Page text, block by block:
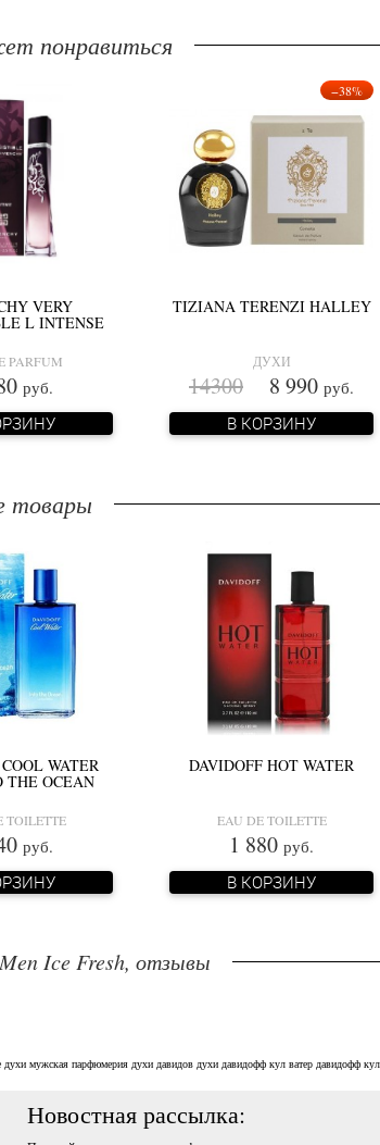
понравиться
VERY
L INTENSE
PARFUM
руб.
−38%
TIZIANA TERENZI HALLEY
ДУХИ
14300 8 990 руб.
В КОРЗИНУ
товары
WATER
THE OCEAN
TOILETTE
руб.
DAVIDOFF HOT WATER
EAU DE TOILETTE
1 880 руб.
В КОРЗИНУ
Ice Fresh, отзывы
духи мужская парфюмерия духи давидов духи давидофф кул ватер давидофф
Новостная рассылка: